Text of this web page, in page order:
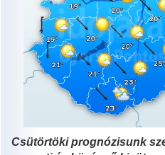
Csütörtöki prognózisunk